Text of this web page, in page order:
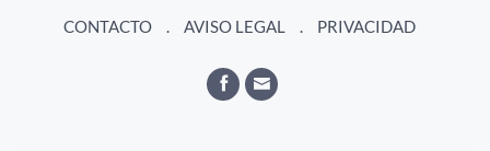
CONTACTO AVISO LEGAL PRIVACIDAD